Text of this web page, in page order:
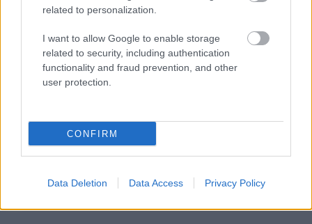
related to personalization.
I want to allow Google to enable storage
related to security, including authentication
functionality and fraud prevention, and other
user protection.
CONFIRM
Data Deletion Data Access Privacy Policy
Μάθε πρώτος όλες τις σημαντικές
ειδήσεις.
Βάλε το proson.gr στα αποτελέσματα
Δημοφιλείς Ειδήσεις